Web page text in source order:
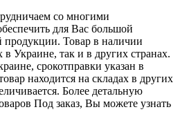
со многими
для Вас большой
продукции. Товар в наличии
Украине, так и в других странах.
срокотправки указан в
находится на складах в других
Более детальную
Под заказ, Вы можете узнать